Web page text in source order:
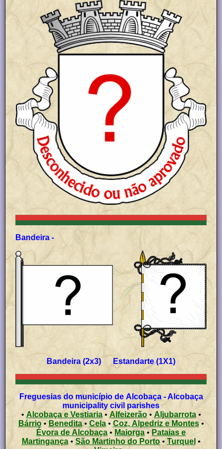
Bandeira -
Bandeira (2x3) Estandarte (1X1)
Freguesias do município de Alcobaça - Alcobaça
municipality civil parishes
• Alcobaça e Vestiaria • Alfeizerão • Aljubarrota•
Bárrio •Benedita • Cela• Coz, Alpedriz e Montes•
Évora de Alcobaça • Maiorga• Pataias e
Martingança• São Martinho do Porto• Turquel •